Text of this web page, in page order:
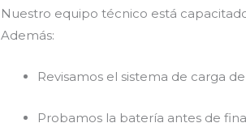
Nuestro equipo técnico está
Además:
Revisamos el sistema de carga
Probamos la batería antes de